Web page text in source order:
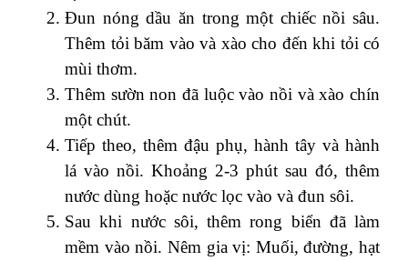
Đun nóng dầu ăn trong một chiếc nồi sâu.
Thêm tỏi băm vào và xào cho đến khi tỏi có
mùi thơm.
Thêm sườn non đã luộc vào nồi và xào chín
một chút.
Tiếp theo, thêm đậu phụ, hành tây và hành
lá vào nồi. Khoảng 2-3 phút sau đó, thêm
nước dùng hoặc nước lọc vào và đun sôi.
Sau khi nước sôi, thêm rong biển đã làm
mềm vào nồi. Nêm gia vị: Muối, đường, hạt